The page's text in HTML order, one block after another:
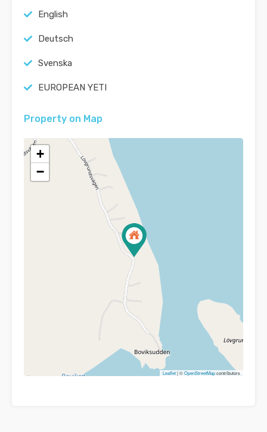
English
Deutsch
Svenska
EUROPEAN YETI
Property on Map
+
−
Leaflet| ©OpenStreetMapcontributors